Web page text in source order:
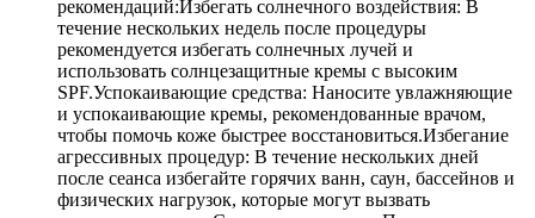
рекомендаций:Избегать солнечного воздействия: В
течение нескольких недель после процедуры
рекомендуется избегать солнечных лучей и
использовать солнцезащитные кремы с высоким
SPF.Успокаивающие средства: Наносите увлажняющие
и успокаивающие кремы, рекомендованные врачом,
чтобы помочь коже быстрее восстановиться.Избегание
агрессивных процедур: В течение нескольких дней
после сеанса избегайте горячих ванн, саун, бассейнов и
физических нагрузок, которые могут вызвать